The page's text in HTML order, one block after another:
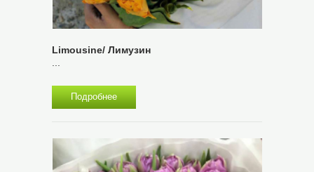
Limousine/ Лимузин
Подробнее